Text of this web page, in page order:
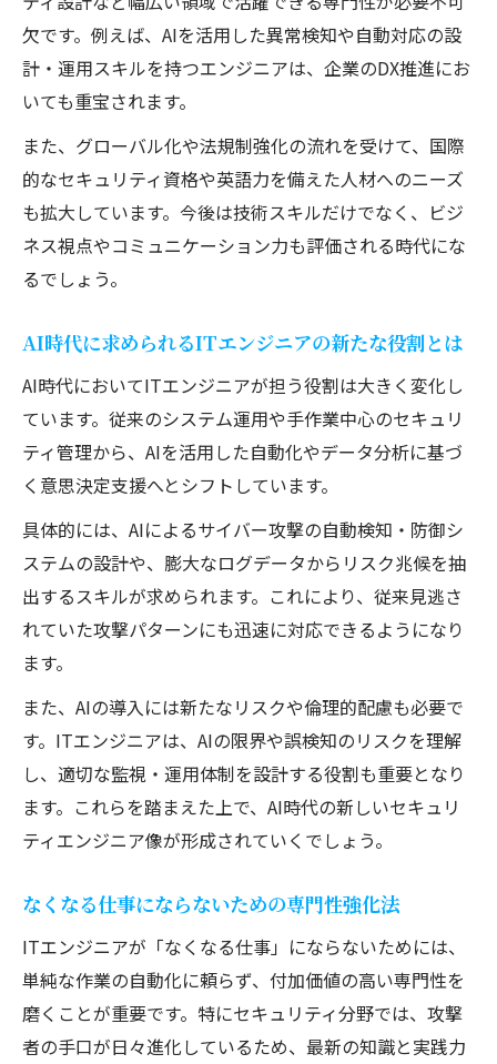
欠です。例えば、AIを活用した異常検知や自動対応の設
計・運用スキルを持つエンジニアは、企業のDX推進にお
いても重宝されます。
また、グローバル化や法規制強化の流れを受けて、国際
的なセキュリティ資格や英語力を備えた人材へのニーズ
も拡大しています。今後は技術スキルだけでなく、ビジ
ネス視点やコミュニケーション力も評価される時代にな
るでしょう。
AI時代に求められるITエンジニアの新たな役割とは
AI時代においてITエンジニアが担う役割は大きく変化し
ています。従来のシステム運用や手作業中心のセキュリ
ティ管理から、AIを活用した自動化やデータ分析に基づ
く意思決定支援へとシフトしています。
具体的には、AIによるサイバー攻撃の自動検知・防御シ
ステムの設計や、膨大なログデータからリスク兆候を抽
出するスキルが求められます。これにより、従来見逃さ
れていた攻撃パターンにも迅速に対応できるようになり
ます。
また、AIの導入には新たなリスクや倫理的配慮も必要で
す。ITエンジニアは、AIの限界や誤検知のリスクを理解
し、適切な監視・運用体制を設計する役割も重要となり
ます。これらを踏まえた上で、AI時代の新しいセキュリ
ティエンジニア像が形成されていくでしょう。
なくなる仕事にならないための専門性強化法
ITエンジニアが「なくなる仕事」にならないためには、
単純な作業の自動化に頼らず、付加価値の高い専門性を
磨くことが重要です。特にセキュリティ分野では、攻撃
者の手口が日々進化しているため、最新の知識と実践力